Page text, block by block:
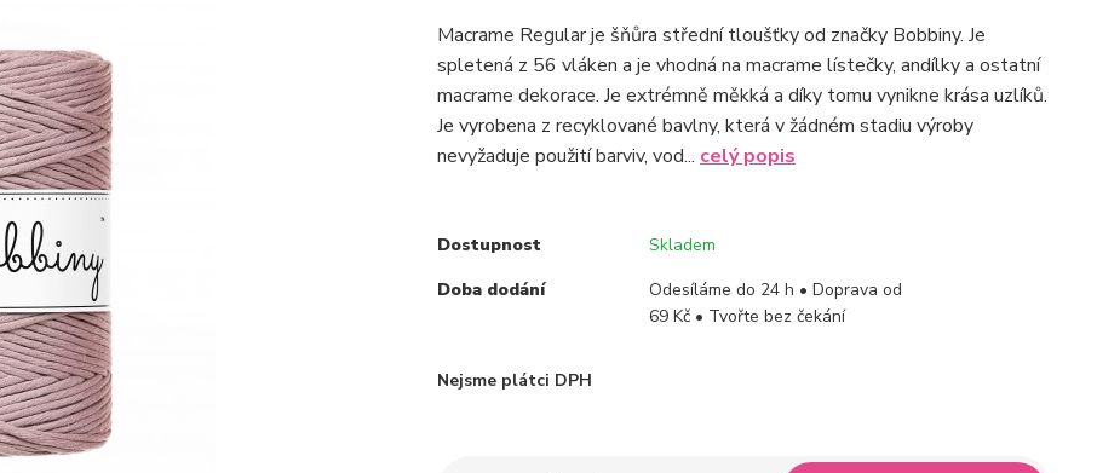
Macrame Regular je šňůra střední tloušťky od značky Bobbiny. Je
spletená z 56 vláken a je vhodná na macrame lístečky, andílky a ostatní
macrame dekorace. Je extrémně měkká a díky tomu vynikne krása uzlíků.
Je vyrobena z recyklované bavlny, která v žádném stadiu výroby
nevyžaduje použití barviv, vod... celý popis
Dostupnost
Skladem
Doba dodání
Odesíláme do 24 h • Doprava od
69 Kč • Tvořte bez čekání
Nejsme plátci DPH